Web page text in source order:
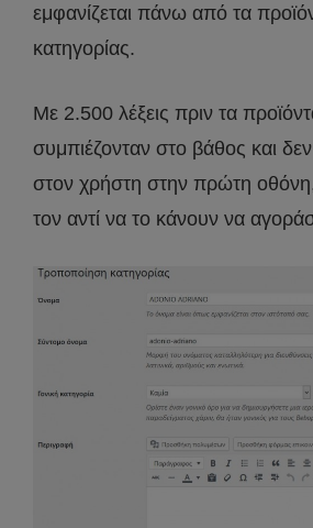
εμφανίζεται πάνω από τα
κατηγορίας.
Με 2.500 λέξεις πριν τα
συμπιέζονταν στο βάθος και
στον χρήστη στην πρώτη
τον αντί να το κάνουν να